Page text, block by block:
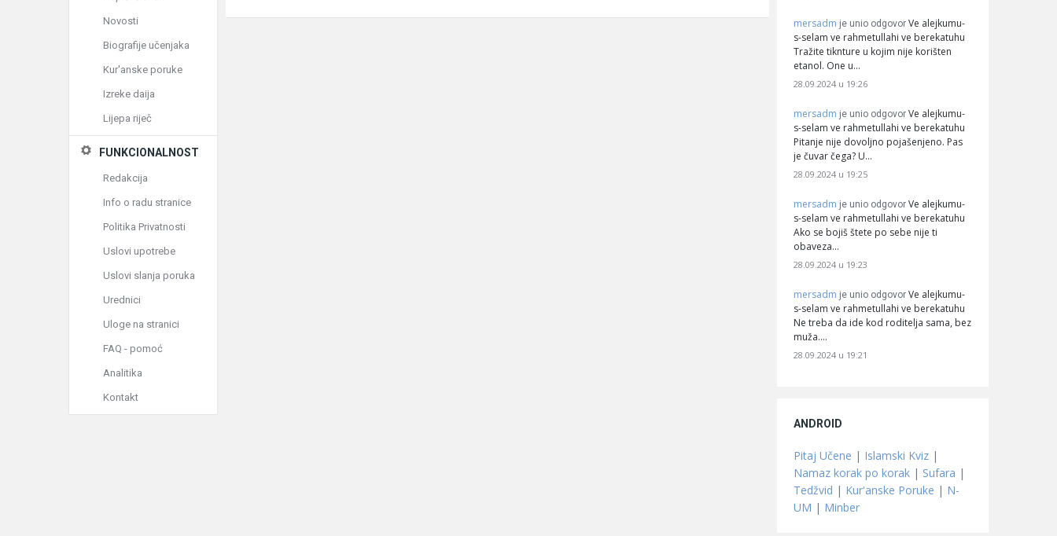
mersadm je unio odgovor Ve alejkumu-
s-selam ve rahmetullahi ve berekatuhu
Tražite tiknture u kojim nije korišten
etanol. One u…
28.09.2024 u 19:26
mersadm je unio odgovor Ve alejkumu-
s-selam ve rahmetullahi ve berekatuhu
Pitanje nije dovoljno pojašenjeno. Pas
je čuvar čega? U…
28.09.2024 u 19:25
mersadm je unio odgovor Ve alejkumu-
s-selam ve rahmetullahi ve berekatuhu
Ako se bojiš štete po sebe nije ti
obaveza…
28.09.2024 u 19:23
mersadm je unio odgovor Ve alejkumu-
s-selam ve rahmetullahi ve berekatuhu
Ne treba da ide kod roditelja sama, bez
muža.…
28.09.2024 u 19:21
ANDROID
Pitaj Učene | Islamski Kviz |
Namaz korak po korak | Sufara |
Tedžvid | Kur'anske Poruke | N-
UM | Minber
Novosti
Biografije učenjaka
Kur'anske poruke
Izreke daija
Lijepa riječ
FUNKCIONALNOST
Redakcija
Info o radu stranice
Politika Privatnosti
Uslovi upotrebe
Uslovi slanja poruka
Urednici
Uloge na stranici
FAQ - pomoć
Analitika
Kontakt